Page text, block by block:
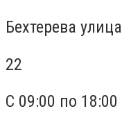
Бехтерева улица
22
С 09:00 по 18:00